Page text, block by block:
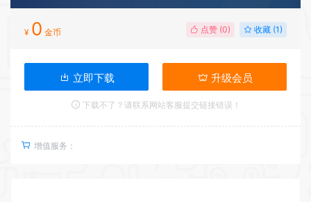
¥ 0 金币 点赞 (0) 收藏 (1)
立即下载 升级会员
下载不了？请联系网站客服提交链接错误！
增值服务：